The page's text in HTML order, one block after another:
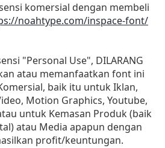
komersial dengan membeli
noahtype.com/inspace-font/
"Personal Use", DILARANG
atau memanfaatkan font ini
baik itu untuk Iklan,
Motion Graphics, Youtube,
untuk Kemasan Produk (baik
atau Media apapun dengan
profit/keuntungan.